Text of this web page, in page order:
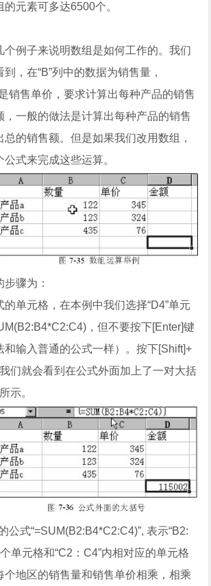
元素可多达6500个。
例子来说明数组是如何工作的。我们
，在“B”列中的数据为销售量，
销售单价，要求计算出每种产品的销售
，一般的做法是计算出每种产品的销售
的销售额。但是如果我们改用数组，
式来完成这些运算。
骤为：
单元格，在本例中我们选择“D4”单元
，但不要按下[Enter]键
和输入普通的公式一样）。按下[Shift]+
们就会看到在公式外面加上了一对大括
示。
公式“=SUM(B2:B4*C2:C4)”, 表示“B2:
单元格和“C2：C4”内相对应的单元格
个地区的销售量和销售单价相乘，相乘